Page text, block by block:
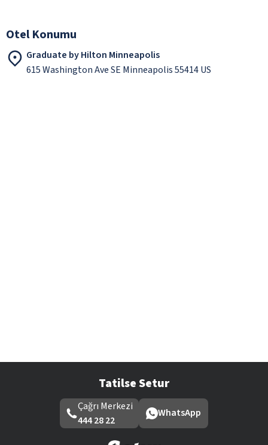
Otel Konumu
Graduate by Hilton Minneapolis
615 Washington Ave SE Minneapolis 55414 US
Tatilse Setur
Çağrı Merkezi
444 28 22
WhatsApp